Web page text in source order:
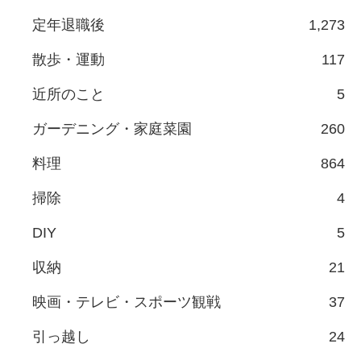
定年退職後 1,273
散歩・運動 117
近所のこと 5
ガーデニング・家庭菜園 260
料理 864
掃除 4
DIY 5
収納 21
映画・テレビ・スポーツ観戦 37
引っ越し 24